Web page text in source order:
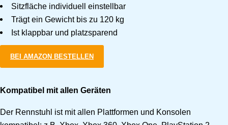
Sitzfläche individuell einstellbar
Trägt ein Gewicht bis zu 120 kg
Ist klappbar und platzsparend
BEI AMAZON BESTELLEN
Kompatibel mit allen Geräten
Der Rennstuhl ist mit allen Plattformen und Konsolen